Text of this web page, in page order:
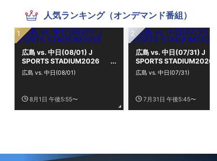
人気ランキング（オンデマンド番組）
広島 vs. 中日(08/01) J
SPORTS STADIUM2026
8月1日 午後5:55〜
広島 vs. 中日(08/01)
広島 vs. 中日(07/31) J
SPORTS STADIUM2026
7月31日 午後5:45〜
広島 vs. 中日(07/31)